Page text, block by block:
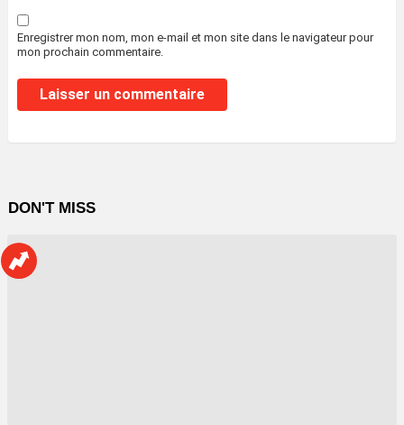
Enregistrer mon nom, mon e-mail et mon site dans le navigateur pour
mon prochain commentaire.
DON'T MISS